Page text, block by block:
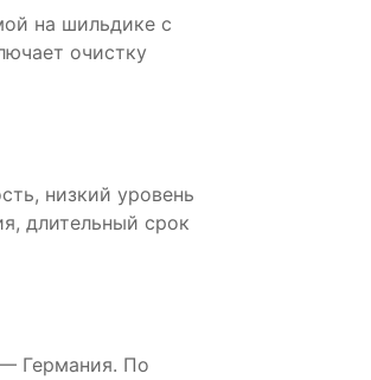
на шильдике с
очистку
низкий уровень
длительный срок
Германия. По